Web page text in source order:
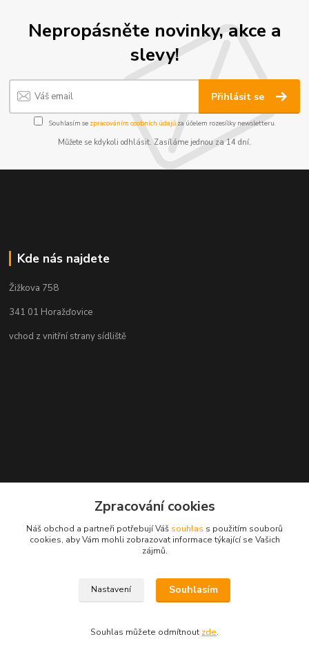
Nepropásněte novinky, akce a
slevy!
Přihlásit se
Souhlasím se zpracováním osobních údajůza účelem rozesílky newsletteru.
Můžete se kdykoli odhlásit. Zasíláme jednou za 14 dní.
Kde nás najdete
Žižkova 758
341 01 Horažďovice
vchod z vnitřní strany sídliště
Zpracování cookies
Náš obchod a partneři potřebují Váš souhlas s použitím souborů
cookies, aby Vám mohli zobrazovat informace týkající se Vašich
zájmů.
Nastavení Souhlasím
Souhlas můžete odmítnout zde.